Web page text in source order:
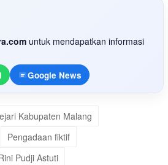
untuk mendapatkan informasi
Google News
Kabupaten Malang
Pengadaan fiktif
Pudji Astuti